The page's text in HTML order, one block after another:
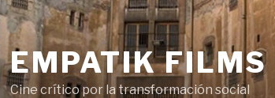
EMPATIK FILMS
Cine crítico por la transformación social